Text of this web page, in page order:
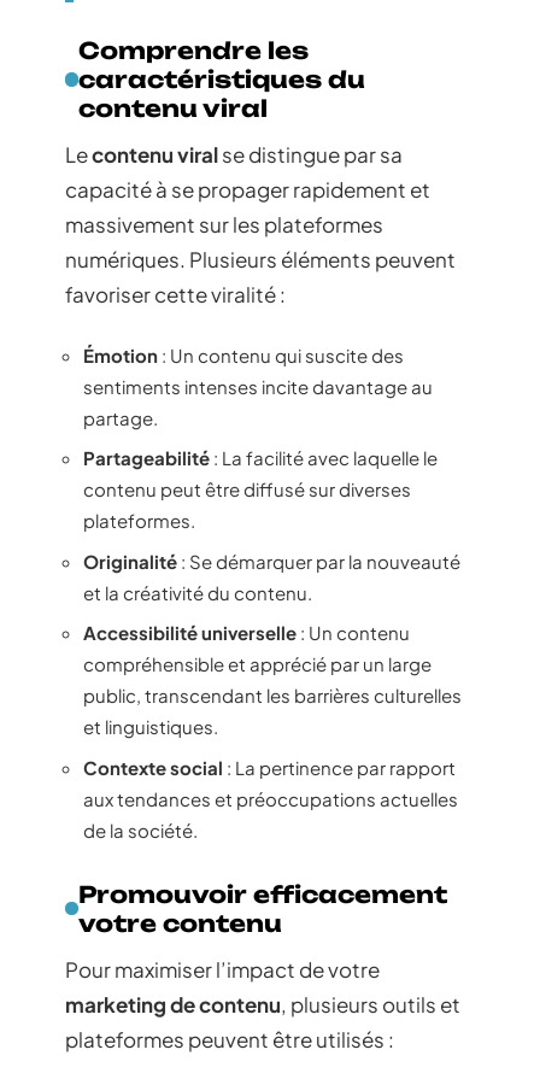
Comprendre les
caractéristiques du
contenu viral
Lecontenu viralse distingue par sa
capacité à se propager rapidement et
massivement sur les plateformes
numériques. Plusieurs éléments peuvent
favoriser cette viralité :
Émotion : Un contenu qui suscite des
sentiments intenses incite davantage au
partage.
Partageabilité : La facilité avec laquelle le
contenu peut être diffusé sur diverses
plateformes.
Originalité : Se démarquer par la nouveauté
et la créativité du contenu.
Accessibilité universelle : Un contenu
compréhensible et apprécié par un large
public, transcendant les barrières culturelles
et linguistiques.
Contexte social : La pertinence par rapport
aux tendances et préoccupations actuelles
de la société.
Promouvoir efficacement
votre contenu
Pour maximiser l’impact de votre
marketing de contenu, plusieurs outils et
plateformes peuvent être utilisés :